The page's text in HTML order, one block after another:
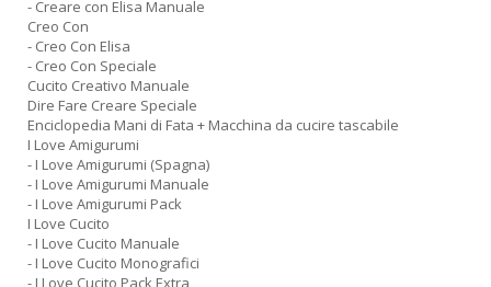
- Creare con Elisa Manuale
Creo Con
- Creo Con Elisa
- Creo Con Speciale
Cucito Creativo Manuale
Dire Fare Creare Speciale
Enciclopedia Mani di Fata + Macchina da cucire tascabile
I Love Amigurumi
- I Love Amigurumi (Spagna)
- I Love Amigurumi Manuale
- I Love Amigurumi Pack
I Love Cucito
- I Love Cucito Manuale
- I Love Cucito Monografici
- I Love Cucito Pack Extra